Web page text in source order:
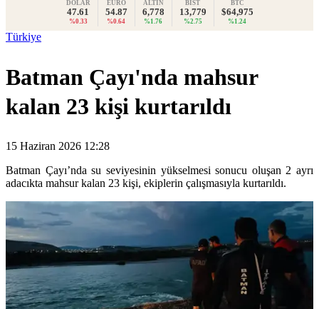
DOLAR
47.61
%0.33
EURO
54.87
%0.64
ALTIN
6,778
%1.76
BIST
13,779
%2.75
BTC
$64,975
%1.24
Türkiye
Batman Çayı'nda mahsur
kalan 23 kişi kurtarıldı
15 Haziran 2026 12:28
Batman Çayı’nda su seviyesinin yükselmesi sonucu oluşan 2 ayrı
adacıkta mahsur kalan 23 kişi, ekiplerin çalışmasıyla kurtarıldı.